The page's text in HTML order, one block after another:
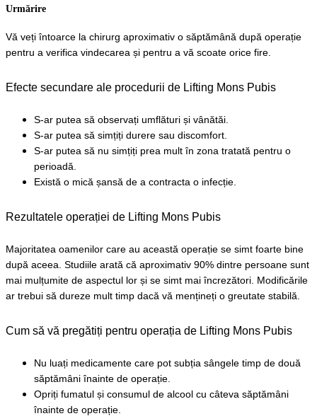
Urmărire
Vă veți întoarce la chirurg aproximativ o săptămână după operație
pentru a verifica vindecarea și pentru a vă scoate orice fire.
Efecte secundare ale procedurii de Lifting Mons Pubis
S-ar putea să observați umflături și vânătăi.
S-ar putea să simțiți durere sau discomfort.
S-ar putea să nu simțiți prea mult în zona tratată pentru o
perioadă.
Există o mică șansă de a contracta o infecție.
Rezultatele operației de Lifting Mons Pubis
Majoritatea oamenilor care au această operație se simt foarte bine
după aceea. Studiile arată că aproximativ 90% dintre persoane sunt
mai mulțumite de aspectul lor și se simt mai încrezători. Modificările
ar trebui să dureze mult timp dacă vă mențineți o greutate stabilă.
Cum să vă pregătiți pentru operația de Lifting Mons Pubis
Nu luați medicamente care pot subția sângele timp de două
săptămâni înainte de operație.
Opriți fumatul și consumul de alcool cu câteva săptămâni
înainte de operație.